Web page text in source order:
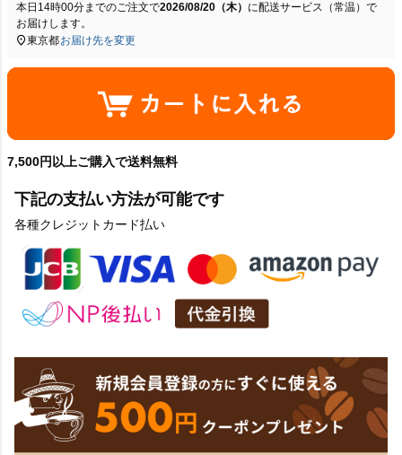
本日 14時00分までのご注文で2026/08/20（木） に配送サービス（常温） で
お届けします。
東京都お届け先を変更
7,500円以上ご購入で送料無料
下記の支払い方法が可能です
各種クレジットカード払い